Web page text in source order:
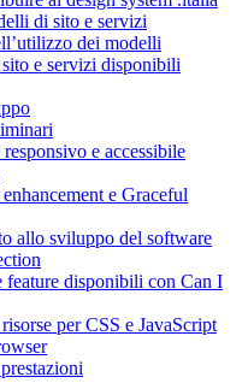
di sito e servizi
dei modelli
e servizi disponibili
e accessibile
e Graceful
allo sviluppo del software
feature disponibili con Can I
per CSS e JavaScript